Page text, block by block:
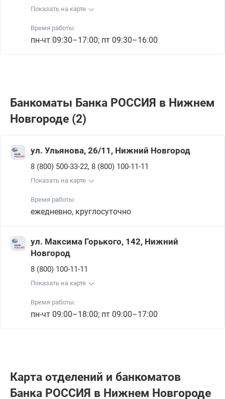
Показать на карте
Время работы:
пн-чт 09:30–17:00; пт 09:30–16:00
Банкоматы Банка РОССИЯ в Нижнем
Новгороде (2)
ул. Ульянова, 26/11, Нижний Новгород
8 (800) 500-33-22, 8 (800) 100-11-11
Показать на карте
Время работы:
ежедневно, круглосуточно
ул. Максима Горького, 142, Нижний
Новгород
8 (800) 100-11-11
Показать на карте
Время работы:
пн-чт 09:00–18:00; пт 09:00–17:00
Карта отделений и банкоматов
Банка РОССИЯ в Нижнем Новгороде